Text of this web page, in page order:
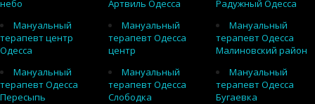
небо
Артвиль Одесса
Радужный Одесса
Мануальный
терапевт центр
Одесса
Мануальный
терапевт Одесса
центр
Мануальный
терапевт Одесса
Малиновский район
Мануальный
терапевт Одесса
Пересыпь
Мануальный
терапевт Одесса
Слободка
Мануальный
терапевт Одесса
Бугаевка